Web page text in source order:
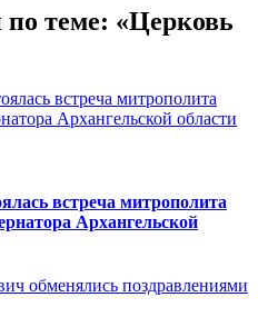
по теме: «Церковь
встреча митрополита
Архангельской
обменялись поздравлениями